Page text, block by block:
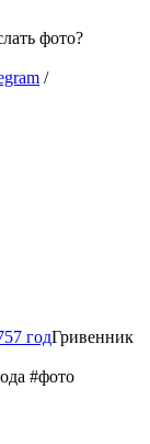
фото?
/
годГривенник